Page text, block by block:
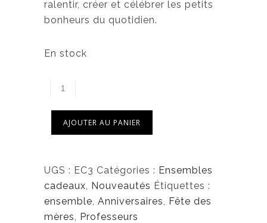
ralentir, créer et célébrer les petits
bonheurs du quotidien.
En stock
AJOUTER AU PANIER
UGS : EC3 Catégories : Ensembles
cadeaux, Nouveautés Étiquettes :
ensemble, Anniversaires, Fête des
mères, Professeurs